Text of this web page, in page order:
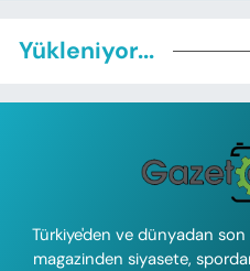
Yükleniyor...
Türkiye'den ve dünyadan son
magazinden siyasete,